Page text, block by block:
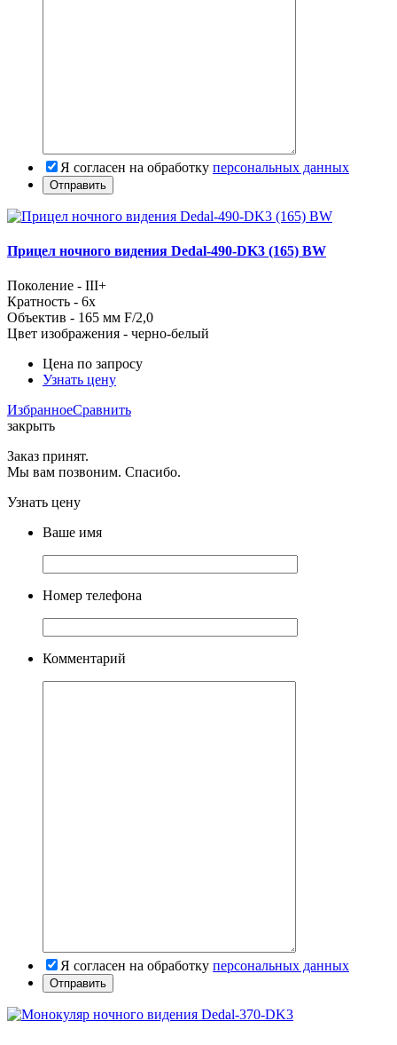
Я согласен на обработку персональных данных
Прицел ночного видения Dedal-490-DK3 (165) BW
Поколение - III+
Кратность - 6x
Объектив - 165 мм F/2,0
Цвет изображения - черно-белый
Цена по запросу
Узнать цену
ИзбранноеСравнить
закрыть
Заказ принят.
Мы вам позвоним. Спасибо.
Узнать цену
Ваше имя
Номер телефона
Комментарий
Я согласен на обработку персональных данных